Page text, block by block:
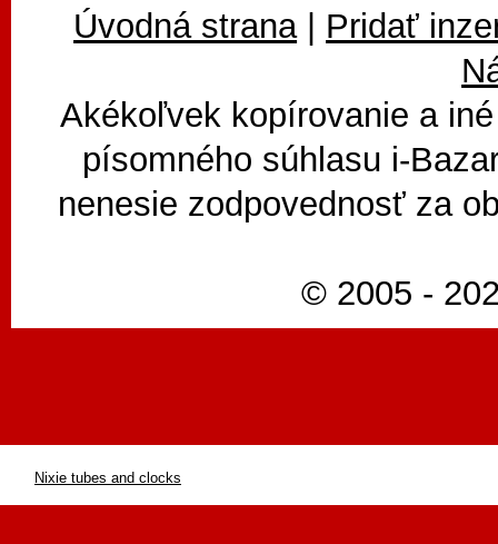
Úvodná strana| Pridať
Akékoľvek kopírovanie a
písomného súhlasu i-
nenesie zodpovednosť za
© 2005 -
Nixie tubes and clocks